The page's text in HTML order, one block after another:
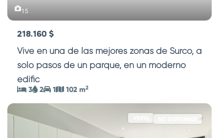
15
218.160 $
Vive en una de las mejores zonas de Surco, a
solo pasos de un parque, en un moderno
edific
3 2 1 102 m2